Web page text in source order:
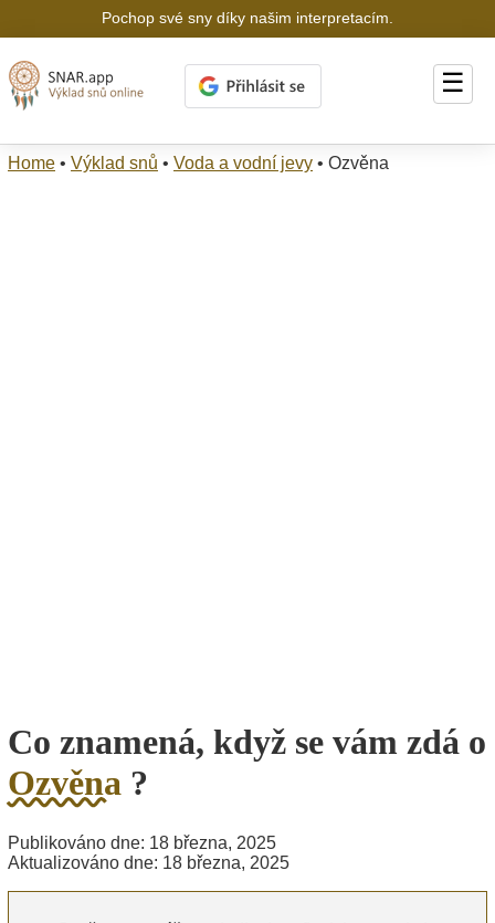
Pochop své sny díky našim interpretacím.
☰
Home • Výklad snů • Voda a vodní jevy • Ozvěna
Co znamená, když se vám zdá o
Ozvěna ?
Publikováno dne: 18 března, 2025
Aktualizováno dne: 18 března, 2025